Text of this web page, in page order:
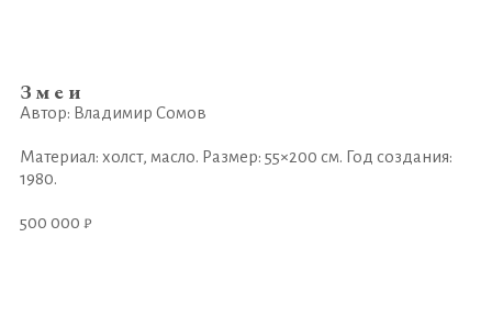
Змеи
Автор: Владимир Сомов
Материал: холст, масло. Размер: 55×200 см. Год создания:
1980.
500 000 ₽